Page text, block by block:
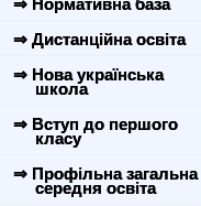
⇒ Нормативна база
⇒ Дистанційна освіта
⇒ Нова українська
школа
⇒ Вступ до першого
класу
⇒ Профільна загальна
середня освіта